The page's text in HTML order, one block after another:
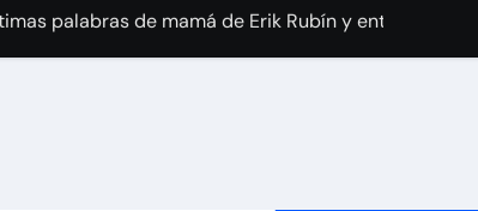
reporte médico sobre Silvia Pinal y confirma el
manda mensaje a Irina Baeva tras imágenes junto
confirman la muerte de su primer esposo y su